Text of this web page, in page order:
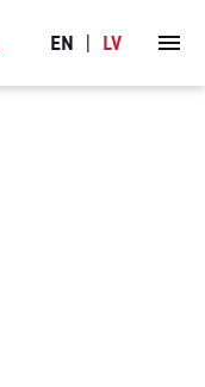
EN LV